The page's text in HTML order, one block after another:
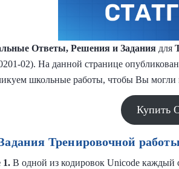
Ответы, Решения и Задания для
02). На данной странице
школьные работы, чтобы Вы могли
Купить
Тренировочной
1. В одной из кодировок Unicode каждый